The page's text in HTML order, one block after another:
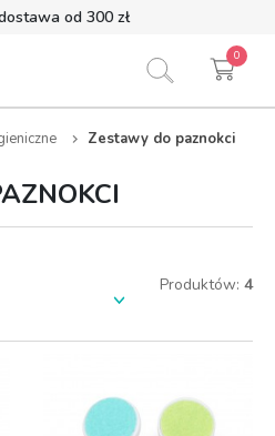
od 300 zł
0
Zestawy do paznokci
Produktów: 4